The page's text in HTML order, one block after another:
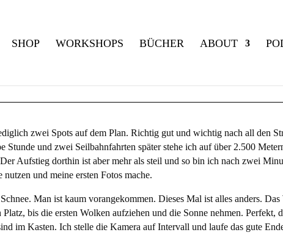
SHOP WORKSHOPS BÜCHER ABOUT
zwei Spots auf dem Plan. Richtig gut und wichtig nach all den
Stunde und zwei Seilbahnfahrten später stehe ich auf über 2.500
Aufstieg dorthin ist aber mehr als steil und so bin ich nach zwei
und meine ersten Fotos mache.
Man ist kaum vorangekommen. Dieses Mal ist alles anders.
bis die ersten Wolken aufziehen und die Sonne nehmen.
im Kasten. Ich stelle die Kamera auf Intervall und laufe das gute